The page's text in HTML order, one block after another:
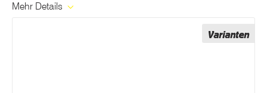
Link
Mehr Details
Varianten